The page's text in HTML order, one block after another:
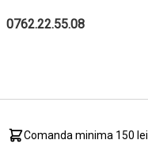
0762.22.55.08
Comanda minima 150 lei